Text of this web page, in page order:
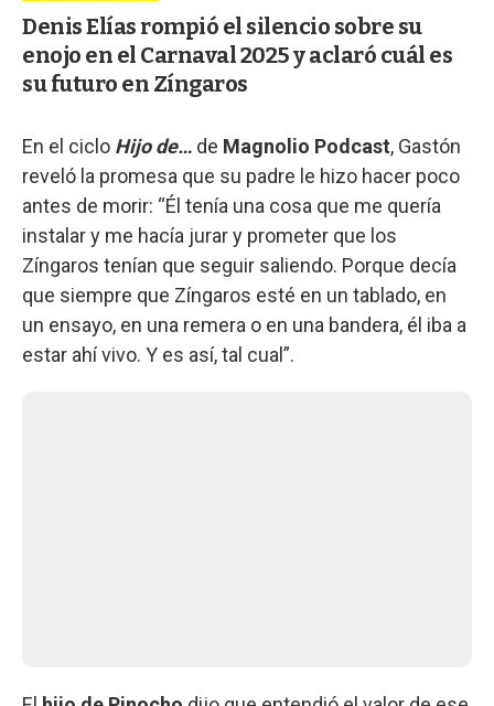
Denis Elías rompió el silencio sobre su
enojo en el Carnaval 2025 y aclaró cuál es
su futuro en Zíngaros
En el ciclo Hijo de… de Magnolio Podcast, Gastón
reveló la promesa que su padre le hizo hacer poco
antes de morir: “Él tenía una cosa que me quería
instalar y me hacía jurar y prometer que los
Zíngaros tenían que seguir saliendo. Porque decía
que siempre que Zíngaros esté en un tablado, en
un ensayo, en una remera o en una bandera, él iba a
estar ahí vivo. Y es así, tal cual”.